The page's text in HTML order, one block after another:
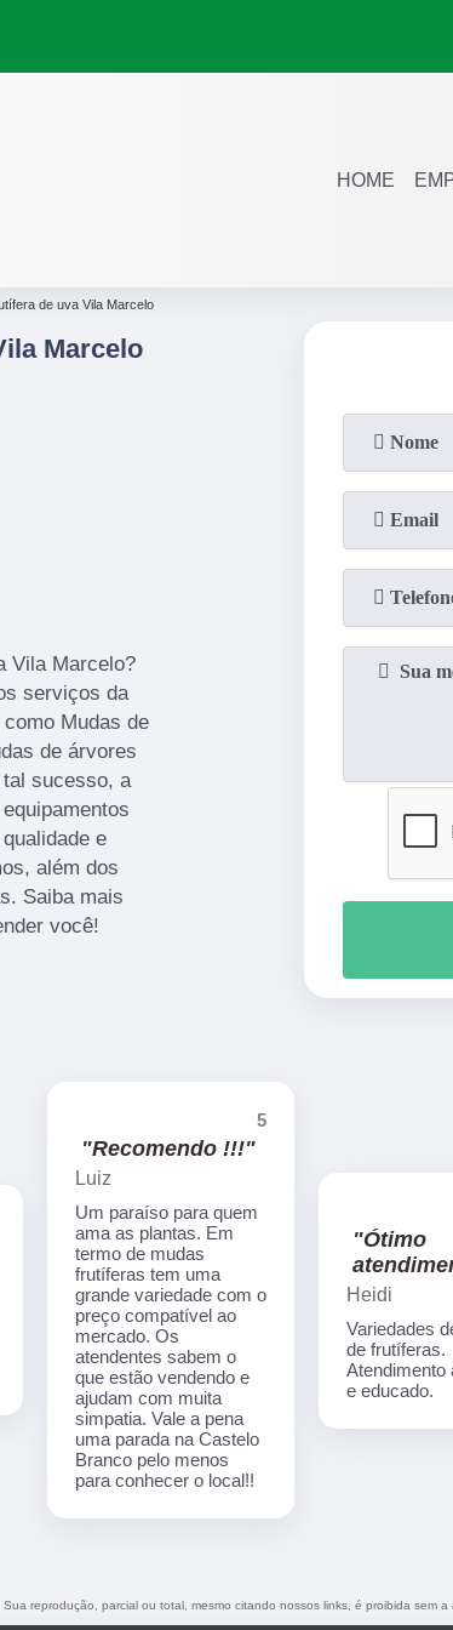
HOME
de uva Vila Marcelo
Marcelo
Vila Marcelo?
serviços da
Mudas de
de árvores
sucesso, a
e
além dos
Saiba mais
você!
5
"Recomendo !!!"
Luiz
Um paraíso para quem
ama as plantas. Em
termo de mudas
frutíferas tem uma
grande variedade com o
preço compatível ao
mercado. Os
atendentes sabem o
que estão vendendo e
ajudam com muita
simpatia. Vale a pena
uma parada na Castelo
Branco pelo menos
para conhecer o local!!
"Ótimo
Heidi
Variedades
de frutíferas.
Atendimento
e educado.
reprodução, parcial ou total, mesmo citando nossos links, é proibida sem